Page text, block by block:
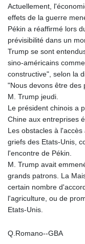
Actuellement,
effets de la guerre
Pékin a réaffirmé lors
prévisibilité dans un
Trump se sont
sino-américains
constructive", selon la
"Nous devons être des
M. Trump jeudi.
Le président chinois a
Chine aux entreprises
Les obstacles à
griefs des Etats-Unis,
l'encontre de Pékin.
M. Trump avait
grands patrons. La
certain nombre
l'agriculture, ou de
Etats-Unis.
Q.Romano--GBA